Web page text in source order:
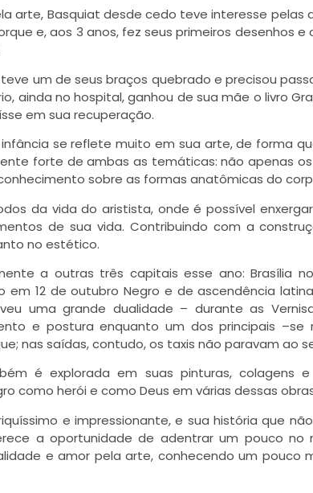
arte, Basquiat desde cedo teve interesse pelas
e, aos 3 anos, fez seus primeiros desenhos e
um de seus braços quebrado e precisou
ainda no hospital, ganhou de sua mãe o livro
em sua recuperação.
se reflete muito em sua arte, de forma
forte de ambas as temáticas: não apenas
sobre as formas anatômicas do
da vida do aristista, onde é possível
de sua vida. Contribuindo com a
no estético.
a outras três capitais esse ano: Brasília
em 12 de outubro Negro e de ascendência
uma grande dualidade – durante as
e postura enquanto um dos principais –se
nas saídas, contudo, os taxis não paravam ao
é explorada em suas pinturas, colagens
como herói e como Deus em várias dessas
e impressionante, e sua história que
a oportunidade de adentrar um pouco no
e amor pela arte, conhecendo um pouco